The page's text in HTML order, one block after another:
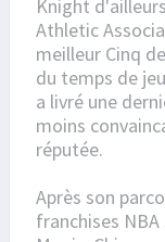
Knight
Athletic
meilleur Cinq
du temps de
a livré une
moins
réputée.
Après son
franchises